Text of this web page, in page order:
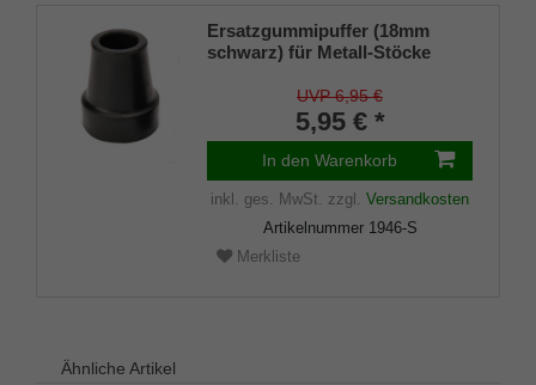
Ersatzgummipuffer (18mm
schwarz) für Metall-Stöcke
ca. 18mm) mit Metalleinlage
(VE 1 Stück)
UVP 6,95 €
5,95 € *
In den Warenkorb
inkl. ges. MwSt. zzgl. Versandkosten
Artikelnummer 1946-S
Merkliste
Ähnliche Artikel